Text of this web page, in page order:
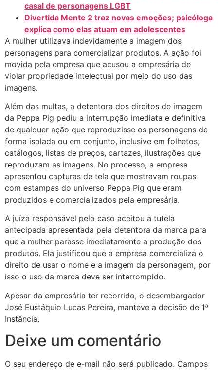
casal de personagens LGBT
Divertida Mente 2 traz novas emoções; psicóloga
explica como elas atuam em adolescentes
A mulher utilizava indevidamente a imagem dos
personagens para comercializar produtos. A ação foi
movida pela empresa que acusou a empresária de
violar propriedade intelectual por meio do uso das
imagens.
Além das multas, a detentora dos direitos de imagem
da Peppa Pig pediu a interrupção imediata e definitiva
de qualquer ação que reproduzisse os personagens de
forma isolada ou em conjunto, inclusive em folhetos,
catálogos, listas de preços, cartazes, ilustrações que
reproduzam as imagens. No processo, a empresa
apresentou capturas de tela que mostravam roupas
com estampas do universo Peppa Pig que eram
produzidos e comercializados pela empresária.
A juíza responsável pelo caso aceitou a tutela
antecipada apresentada pela detentora da marca para
que a mulher parasse imediatamente a produção dos
produtos. Ela justificou que a empresa comercializa o
direito de usar o nome e a imagem da personagem, por
isso o uso da marca deve ser interrompido.
Apesar da empresária ter recorrido, o desembargador
José Eustáquio Lucas Pereira, manteve a decisão de 1ª
Instância.
Deixe um comentário
O seu endereço de e-mail não será publicado. Campos